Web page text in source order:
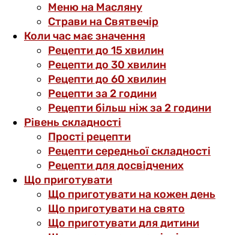
Меню на Масляну
Страви на Святвечір
Коли час має значення
Рецепти до 15 хвилин
Рецепти до 30 хвилин
Рецепти до 60 хвилин
Рецепти за 2 години
Рецепти більш ніж за 2 години
Рівень складності
Прості рецепти
Рецепти середньої складності
Рецепти для досвідчених
Що приготувати
Що приготувати на кожен день
Що приготувати на свято
Що приготувати для дитини